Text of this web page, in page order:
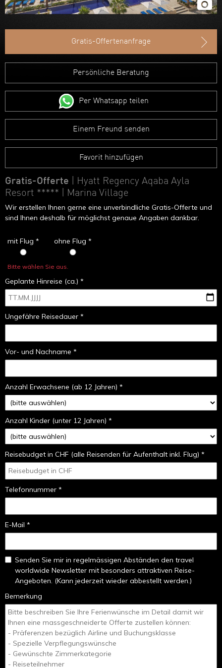
Gratis-Offertenanfrage
Persönliche Beratung
Per Whatsapp teilen
Einem Freund senden
Favorit hinzufügen
Gratis-Offerte | Hyatt Regency Aqaba Ayla
Resort *****
| Marina Village
Wir erstellen Ihnen gerne eine unverbindliche Gratis-Offerte und
sind Ihnen deshalb für möglichst genaue Angaben dankbar.
mit Flug * ohne Flug *
Bitte wählen Sie aus.
Geplante Hinreise (ca.) *
Ungefähre Reisedauer *
Vor- und Nachname *
Anzahl Erwachsene (ab 12 Jahren) *
Anzahl Kinder (unter 12 Jahren) *
Reisebudget in CHF (alle Reisenden für Aufenthalt inkl. Flug) *
Telefonnummer *
E-Mail *
Senden Sie mir in regelmässigen Abständen den travel
worldwide Newsletter mit besonders attraktiven Reise-
Angeboten. (Kann jederzeit wieder abbestellt werden.)
Bemerkung